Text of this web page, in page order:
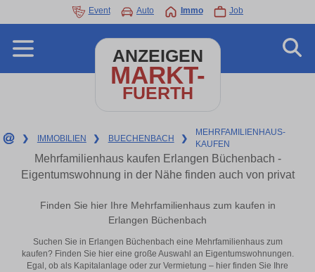
Event Auto Immo Job
ANZEIGEN
MARKT-
FUERTH
❯ IMMOBILIEN ❯ BUECHENBACH ❯
MEHRFAMILIENHAUS-
KAUFEN
Mehrfamilienhaus kaufen Erlangen Büchenbach -
Eigentumswohnung in der Nähe finden auch von privat
Finden Sie hier Ihre Mehrfamilienhaus zum kaufen in
Erlangen Büchenbach
Suchen Sie in Erlangen Büchenbach eine Mehrfamilienhaus zum
kaufen? Finden Sie hier eine große Auswahl an Eigentumswohnungen.
Egal, ob als Kapitalanlage oder zur Vermietung – hier finden Sie Ihre